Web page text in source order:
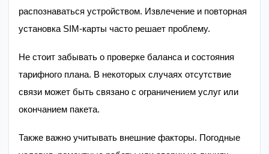
распознаваться устройством. Извлечение и повторная
установка SIM-карты часто решает проблему.
Не стоит забывать о проверке баланса и состояния
тарифного плана. В некоторых случаях отсутствие
связи может быть связано с ограничением услуг или
окончанием пакета.
Также важно учитывать внешние факторы. Погодные